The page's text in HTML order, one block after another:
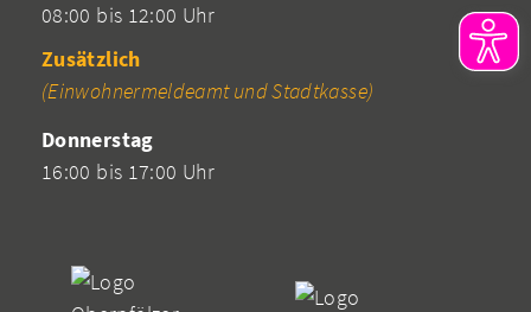
08:00 bis 12:00 Uhr
Zusätzlich
(Einwohnermeldeamt und Stadtkasse)
Donnerstag
16:00 bis 17:00 Uhr